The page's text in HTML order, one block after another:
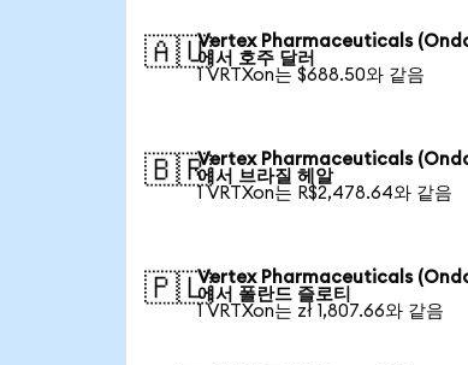
🇦🇺Vertex Pharmaceuticals
에서 호주 달러
1 VRTXon는 $688.50와 같음
🇧🇷Vertex Pharmaceuticals
에서 브라질 헤알
1 VRTXon는 R$2,478.64와 같음
🇵🇱Vertex Pharmaceuticals
에서 폴란드 즐로티
1 VRTXon는 zł 1,807.66와 같음